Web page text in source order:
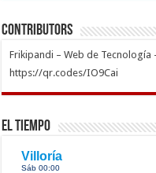
Contributors
Frikipandi – Web de Tecnología
https://qr.codes/IO9Cai
El Tiempo